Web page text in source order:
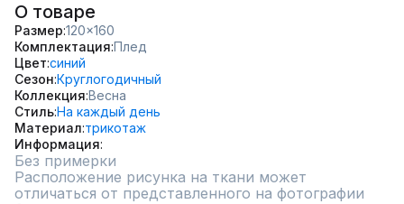
О товаре
Размер 120x160
Комплектация Плед
Цвет синий
Сезон Круглогодичный
Коллекция Весна
СтильНа каждый день
Материал трикотаж
Информация
Без примерки
Расположение рисунка на ткани может
отличаться от представленного на фотографии